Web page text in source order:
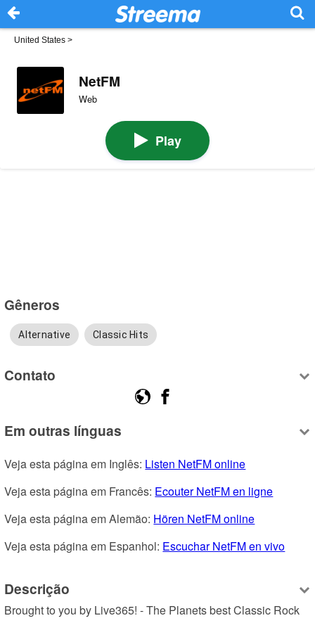
United States >
NetFM
Web
Play
Gêneros
Alternative Classic Hits
Contato
Em outras línguas
Veja esta página em Inglês: Listen NetFM online
Veja esta página em Francês: Ecouter NetFM en ligne
Veja esta página em Alemão: Hören NetFM online
Veja esta página em Espanhol: Escuchar NetFM en vivo
Descrição
Brought to you by Live365! - The Planets best Classic Rock